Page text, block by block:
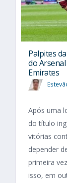
Palpites
do
Emirates
Após uma
do título
vitórias
depender
primeira
isso, em